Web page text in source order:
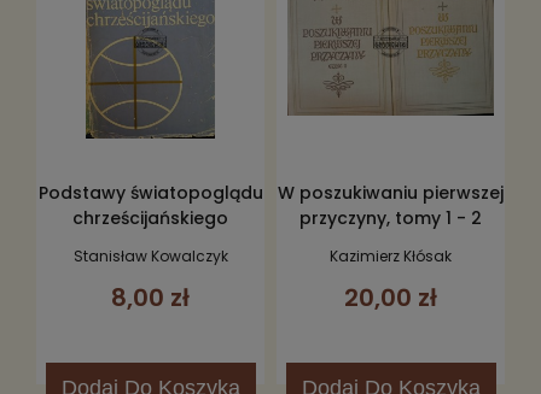
Podstawy światopoglądu
chrześcijańskiego
Stanisław Kowalczyk
8,00 zł
Dodaj Do Koszyka
W poszukiwaniu pierwszej
przyczyny, tomy 1 - 2
Kazimierz Kłósak
20,00 zł
Dodaj Do Koszyka